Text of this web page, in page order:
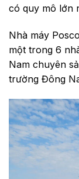
có quy mô lớn
Nhà máy
một trong 6
Nam chuyên
trường Đông